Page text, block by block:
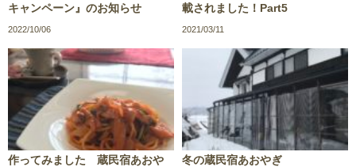
キャンペーン』のお知らせ
2022/10/06
載されました！Part5
2021/03/11
作ってみました 蔵民宿あおや
冬の蔵民宿あおやぎ